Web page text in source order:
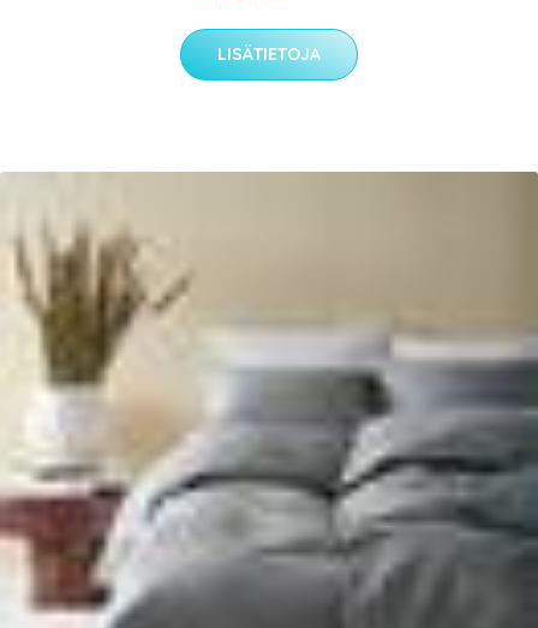
LISÄTIETOJA